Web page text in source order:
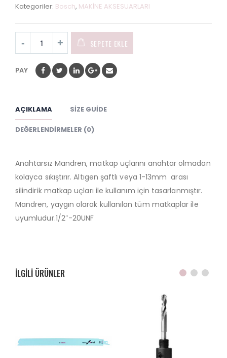
of
Kategoriler: Bosch, MAKİNE AKSESUARLARI
SEPETE EKLE
PAY
AÇIKLAMA SIZE GUIDE
DEĞERLENDIRMELER (0)
Anahtarsız Mandren, matkap uçlarını anahtar olmadan
kolayca sıkıştırır. Altıgen şaftlı veya 1-13mm arası
silindirik matkap uçları ile kullanım için tasarlanmıştır.
Mandren, yaygın olarak kullanılan tüm matkaplar ile
uyumludur.1/2″-20UNF
ILGILI ÜRÜNLER